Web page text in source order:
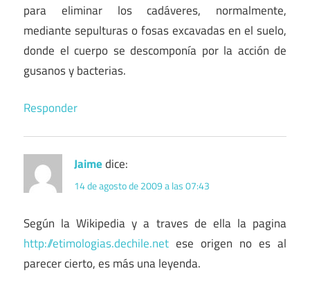
para eliminar los cadáveres, normalmente,
mediante sepulturas o fosas excavadas en el suelo,
donde el cuerpo se descomponía por la acción de
gusanos y bacterias.
Responder
Jaimedice:
14 de agosto de 2009 a las 07:43
Según la Wikipedia y a traves de ella la pagina
http://etimologias.dechile.net ese origen no es al
parecer cierto, es más una leyenda.